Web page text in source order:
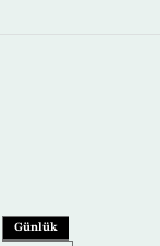
Günlük